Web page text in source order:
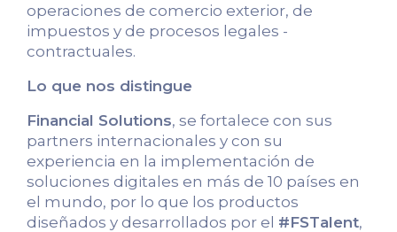
operaciones de comercio exterior, de
impuestos y de procesos legales -
contractuales.
Lo que nos distingue
Financial Solutions, se fortalece con sus
partners internacionales y con su
experiencia en la implementación de
soluciones digitales en más de 10 países en
el mundo, por lo que los productos
diseñados y desarrollados por el #FSTalent,